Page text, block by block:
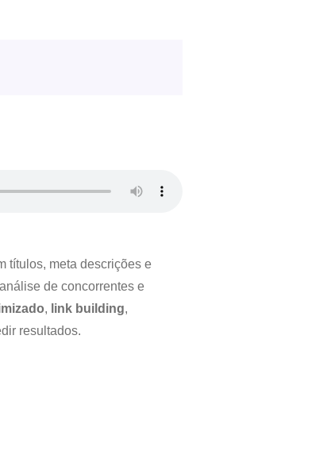
títulos, meta descrições e
de concorrentes e
, link building,
resultados.